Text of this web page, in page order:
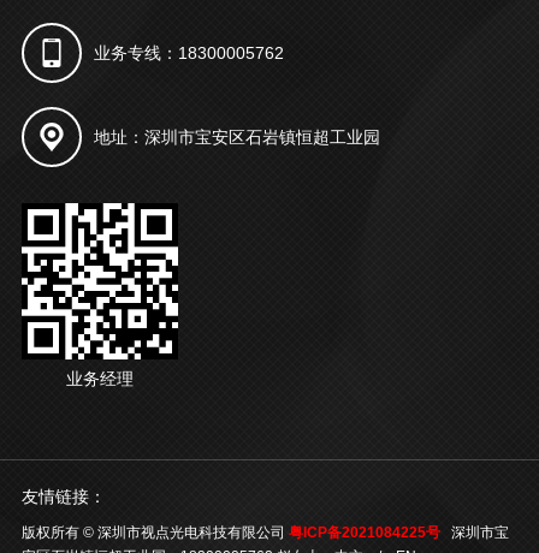
业务专线：18300005762
地址：深圳市宝安区石岩镇恒超工业园
业务经理
友情链接：
版权所有 © 深圳市视点光电科技有限公司 粤ICP备2021084225号深圳市宝